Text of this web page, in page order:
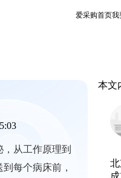
爱采购首页我
从工作原理到
每个病床前，
本文